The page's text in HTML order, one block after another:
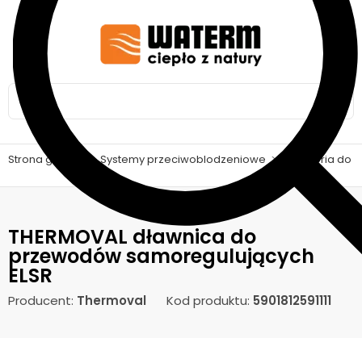
Strona główna > Systemy przeciwoblodzeniowe > Akcesoria do
THERMOVAL dławnica do
przewodów samoregulujących
ELSR
Producent: Thermoval Kod produktu: 5901812591111